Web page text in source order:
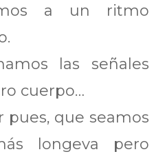
a un ritmo
las señales
cuerpo…
pues, que seamos
longeva pero